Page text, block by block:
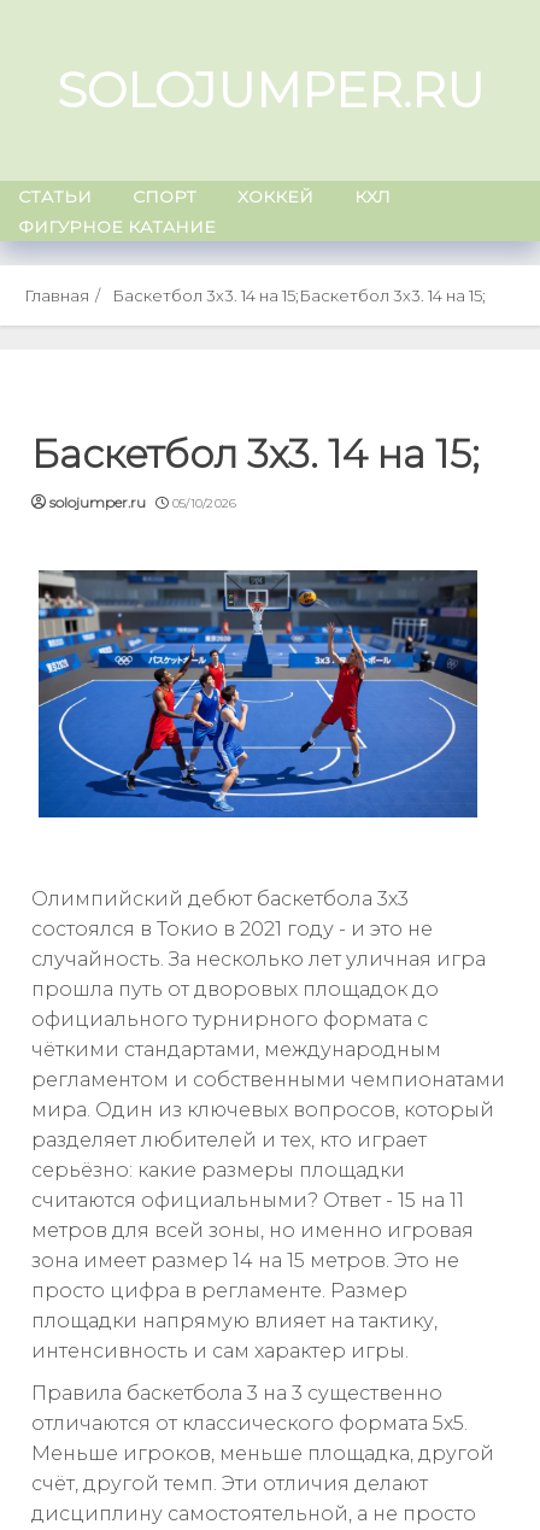
contentSOLOJUMPER.RU
СТАТЬИ СПОРТ ХОККЕЙ
КХЛ
ФИГУРНОЕ КАТАНИЕ
Главная Баскетбол 3х3. 14 на 15;Баскетбол 3х3. 14 на 15;
Баскетбол 3х3. 14 на 15;
solojumper.ru 05/10/2026
Олимпийский дебют баскетбола 3х3
состоялся в Токио в 2021 году - и это не
случайность. За несколько лет уличная игра
прошла путь от дворовых площадок до
официального турнирного формата с
чёткими стандартами, международным
регламентом и собственными чемпионатами
мира. Один из ключевых вопросов, который
разделяет любителей и тех, кто играет
серьёзно: какие размеры площадки
считаются официальными? Ответ - 15 на 11
метров для всей зоны, но именно игровая
зона имеет размер 14 на 15 метров. Это не
просто цифра в регламенте. Размер
площадки напрямую влияет на тактику,
интенсивность и сам характер игры.
Правила баскетбола 3 на 3 существенно
отличаются от классического формата 5х5.
Меньше игроков, меньше площадка, другой
счёт, другой темп. Эти отличия делают
дисциплину самостоятельной, а не просто